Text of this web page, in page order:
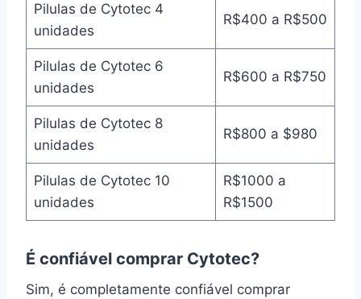
Pilulas de Cytotec 4
unidades
R$400 a R$500
Pilulas de Cytotec 6
unidades
R$600 a R$750
Pilulas de Cytotec 8
unidades
R$800 a $980
Pilulas de Cytotec 10
unidades
R$1000 a
R$1500
É confiável comprar Cytotec?
Sim, é completamente confiável comprar